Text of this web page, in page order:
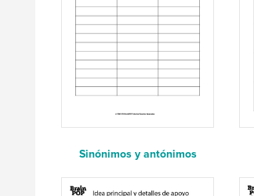
Sinónimos y antónimos